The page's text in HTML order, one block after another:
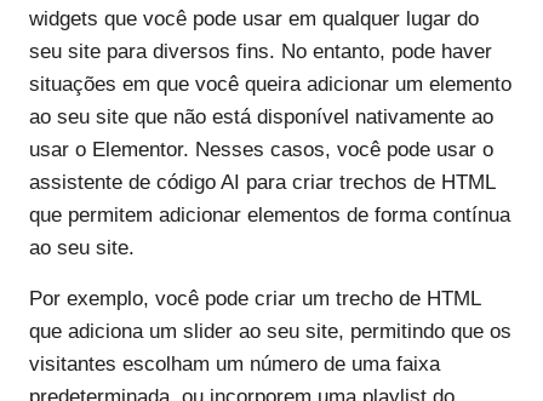
widgets que você pode usar em qualquer lugar do
seu site para diversos fins. No entanto, pode haver
situações em que você queira adicionar um elemento
ao seu site que não está disponível nativamente ao
usar o Elementor. Nesses casos, você pode usar o
assistente de código AI para criar trechos de HTML
que permitem adicionar elementos de forma contínua
ao seu site.
Por exemplo, você pode criar um trecho de HTML
que adiciona um slider ao seu site, permitindo que os
visitantes escolham um número de uma faixa